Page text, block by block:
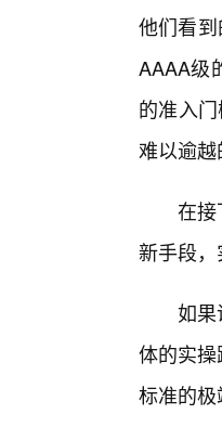
他们看
AAAA级
的准入
难以逾越
在
新手段
如果
体的实
标准的